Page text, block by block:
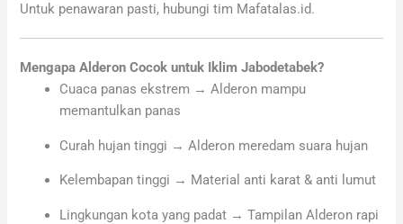
Untuk penawaran pasti, hubungi tim Mafatalas.id.
Mengapa Alderon Cocok untuk Iklim Jabodetabek?
Cuaca panas ekstrem → Alderon mampu
memantulkan panas
Curah hujan tinggi → Alderon meredam suara hujan
Kelembapan tinggi → Material anti karat & anti lumut
Lingkungan kota yang padat → Tampilan Alderon rapi